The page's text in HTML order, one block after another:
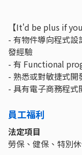
【It'd be plus if you
- 有物件導向程式
發經驗
- 有 Functional
- 熟悉或對敏捷式
- 具有電子商務程式
員工福利
法定項目
勞保、健保、特別